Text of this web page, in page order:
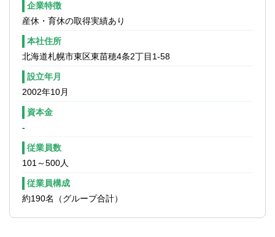
グループ企業や既存のお客様からの紹介、
当グループの書籍やセミナーがきっかけで
す。
企業特徴
産休・育休の取得実績あり
本社住所
北海道札幌市東区東苗穂4条2丁目1-58
設立年月
2002年10月
資本金
-
従業員数
101～500人
従業員構成
約190名（グループ合計）